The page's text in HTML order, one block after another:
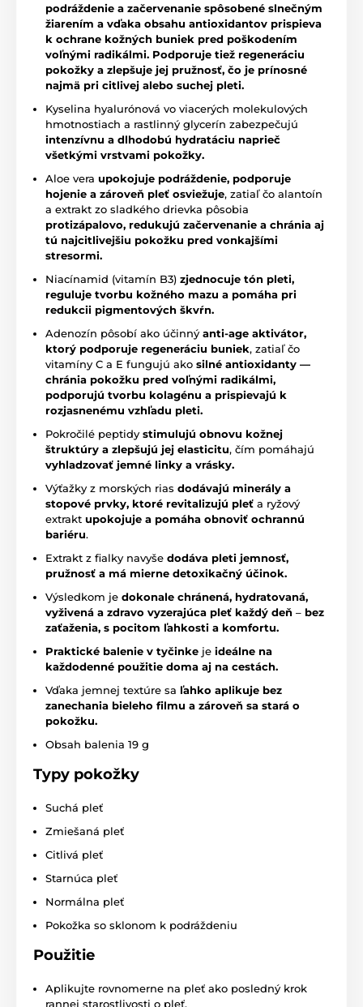
podráždenie a začervenanie spôsobené slnečným
žiarením a vďaka obsahu antioxidantov prispieva
k ochrane kožných buniek pred poškodením
voľnými radikálmi. Podporuje tiež regeneráciu
pokožky a zlepšuje jej pružnosť, čo je prínosné
najmä pri citlivej alebo suchej pleti.
Kyselina hyalurónová vo viacerých molekulových
hmotnostiach a rastlinný glycerín zabezpečujú
intenzívnu a dlhodobú hydratáciu naprieč
všetkými vrstvami pokožky.
Aloe vera upokojuje podráždenie, podporuje
hojenie a zároveň pleť osviežuje, zatiaľ čo alantoín
a extrakt zo sladkého drievka pôsobia
protizápalovo, redukujú začervenanie a chránia aj
tú najcitlivejšiu pokožku pred vonkajšími
stresormi.
Niacínamid (vitamín B3) zjednocuje tón pleti,
reguluje tvorbu kožného mazu a pomáha pri
redukcii pigmentových škvŕn.
Adenozín pôsobí ako účinný anti-age aktivátor,
ktorý podporuje regeneráciu buniek, zatiaľ čo
vitamíny C a E fungujú ako silné antioxidanty —
chránia pokožku pred voľnými radikálmi,
podporujú tvorbu kolagénu a prispievajú k
rozjasnenému vzhľadu pleti.
Pokročilé peptidy stimulujú obnovu kožnej
štruktúry a zlepšujú jej elasticitu, čím pomáhajú
vyhladzovať jemné linky a vrásky.
Výťažky z morských rias dodávajú minerály a
stopové prvky, ktoré revitalizujú pleť a ryžový
extrakt upokojuje a pomáha obnoviť ochrannú
bariéru.
Extrakt z fialky navyše dodáva pleti jemnosť,
pružnosť a má mierne detoxikačný účinok.
Výsledkom je dokonale chránená, hydratovaná,
vyživená a zdravo vyzerajúca pleť každý deň – bez
zaťaženia, s pocitom ľahkosti a komfortu.
Praktické balenie v tyčinke je ideálne na
každodenné použitie doma aj na cestách.
Vďaka jemnej textúre sa ľahko aplikuje bez
zanechania bieleho filmu a zároveň sa stará o
pokožku.
Obsah balenia 19 g
Typy pokožky
Suchá pleť
Zmiešaná pleť
Citlivá pleť
Starnúca pleť
Normálna pleť
Pokožka so sklonom k podráždeniu
Použitie
Aplikujte rovnomerne na pleť ako posledný krok
rannej starostlivosti o pleť.